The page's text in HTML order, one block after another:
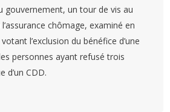
gouvernement, un tour de vis au
chômage, examiné en
l’exclusion du bénéfice d’une
personnes ayant refusé trois
d’un CDD.